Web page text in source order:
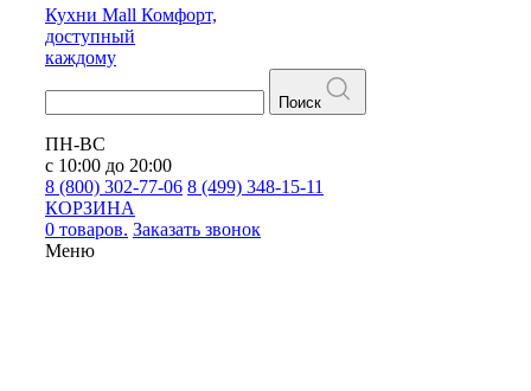
Кухни Mall Комфорт,
доступный
каждому
Поиск
ПН-ВС
с 10:00 до 20:00
8 (800) 302-77-06 8 (499) 348-15-11
КОРЗИНА
0 товаров. Заказать звонок
Меню